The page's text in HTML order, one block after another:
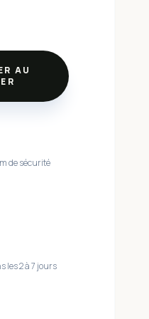
AU
de sécurité
les 2 à 7 jours